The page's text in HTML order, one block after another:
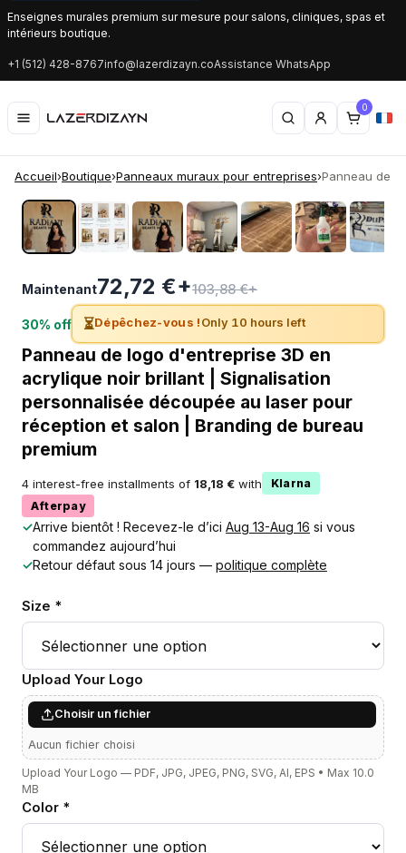
Enseignes murales premium sur mesure pour salons, cliniques, spas et
intérieurs boutique.
+1 (512) 428-8767info@lazerdizayn.coAssistance WhatsApp
0
Accueil›Boutique›Panneaux muraux pour entreprises›Panneau de
‹ ›
Maintenant72,72 €+103,88 €+
30% off ⏳Dépêchez-vous !Only 10 hours left
Panneau de logo d'entreprise 3D en
acrylique noir brillant | Signalisation
personnalisée découpée au laser pour
réception et salon | Branding de bureau
premium
4 interest-free installments of 18,18 € with
Klarna
Afterpay
✓Arrive bientôt ! Recevez-le d’ici Aug 13-Aug 16 si vous
commandez aujourd’hui
✓Retour défaut sous 14 jours — politique complète
Size *
Upload Your Logo
Choisir un fichier
Aucun fichier choisi
Upload Your Logo — PDF, JPG, JPEG, PNG, SVG, AI, EPS • Max 10.0
MB
Color *